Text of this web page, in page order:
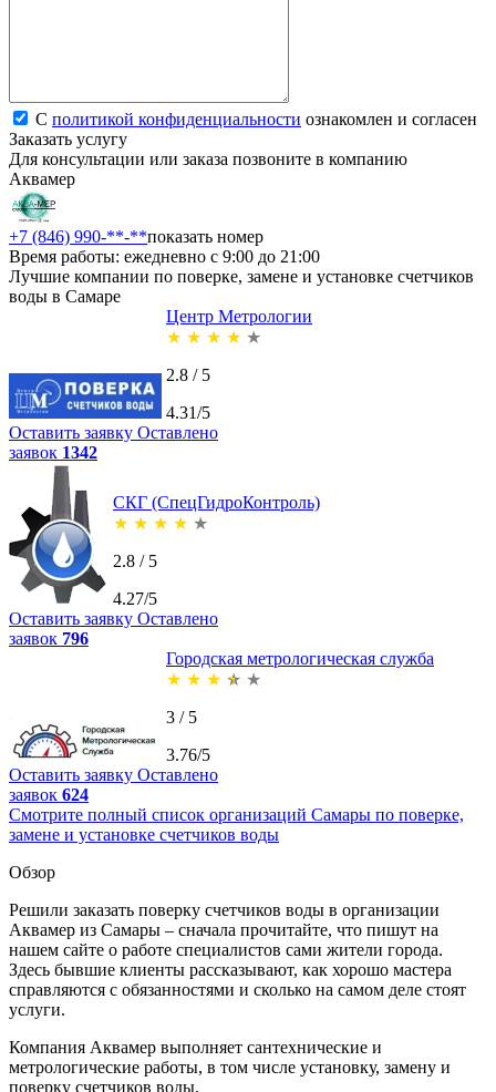
С политикой конфиденциальности ознакомлен и согласен
Заказать услугу
Для консультации или заказа позвоните в компанию
Аквамер
+7 (846) 990-**-**показать номер
Время работы: ежедневно с 9:00 до 21:00
Лучшие компании по поверке, замене и установке счетчиков
воды в Самаре
Центр Метрологии
★ ★ ★ ★ ★
2.8 / 5
4.31/5
Оставить заявку Оставлено
заявок 1342
СКГ (СпецГидроКонтроль)
★ ★ ★ ★ ★
2.8 / 5
4.27/5
Оставить заявку Оставлено
заявок 796
Городская метрологическая служба
★ ★ ★ ★ ★
3 / 5
3.76/5
Оставить заявку Оставлено
заявок 624
Смотрите полный список организаций Самары по поверке,
замене и установке счетчиков воды
Обзор
Решили заказать поверку счетчиков воды в организации
Аквамер из Самары – сначала прочитайте, что пишут на
нашем сайте о работе специалистов сами жители города.
Здесь бывшие клиенты рассказывают, как хорошо мастера
справляются с обязанностями и сколько на самом деле стоят
услуги.
Компания Аквамер выполняет сантехнические и
метрологические работы, в том числе установку, замену и
поверку счетчиков воды.